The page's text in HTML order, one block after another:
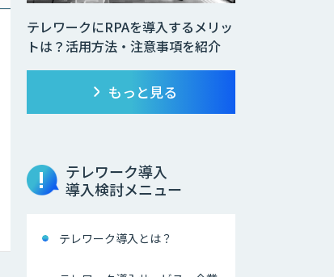
テレワークにRPAを導入するメリッ
トは？活用方法・注意事項を紹介
もっと見る
テレワーク導入
導入検討メニュー
テレワーク導入とは？